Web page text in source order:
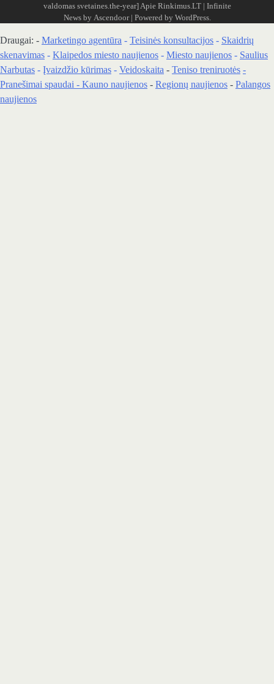
valdomas svetaines.the-year] Apie Rinkimus.LT| Infinite
News by Ascendoor| Powered by WordPress.
Draugai: - Marketingo agentūra - Teisinės konsultacijos - Skaidrių
skenavimas - Klaipedos miesto naujienos - Miesto naujienos - Saulius
Narbutas - Įvaizdžio kūrimas - Veidoskaita - Teniso treniruotės -
Pranešimai spaudai - Kauno naujienos - Regionų naujienos - Palangos
naujienos